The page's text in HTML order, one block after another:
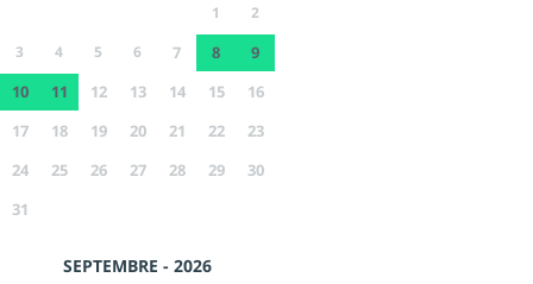
1
2
3
4 5 6 7 8
9
10
11 12 13 14 15
16
17
18 19 20 21 22
23
24
25 26 27 28 29
30
31
SEPTEMBRE - 2026